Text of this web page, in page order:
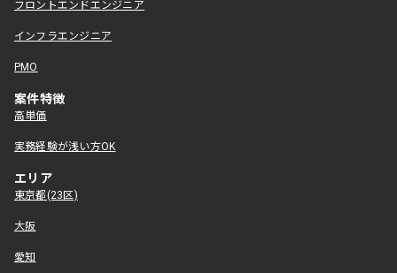
フロントエンドエンジニア
インフラエンジニア
PMO
案件特徴
高単価
実務経験が浅い方OK
エリア
東京都(23区)
大阪
愛知